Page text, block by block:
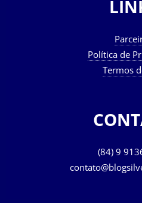
Política de
Termos
(84) 9